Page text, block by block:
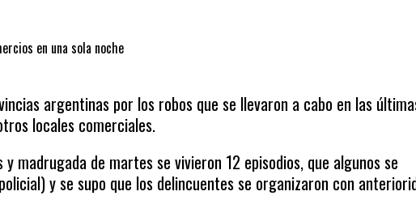
en una sola noche
argentinas por los robos que se llevaron a cabo en las
locales comerciales.
madrugada de martes se vivieron 12 episodios, que algunos se
y se supo que los delincuentes se organizaron con